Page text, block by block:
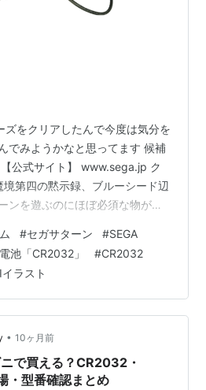
ズをクリアしたんで今度は気分を
でみようかなと思ってます 候補
公式サイト】 www.sega.jp ク
境第四の黙示録、ブルーシード辺
ンを遊ぶのにほぼ必須な物があ
コレが無いと電源を切ったらセ
カード的な【パワーメモリー】
未所持なので私がサターンを遊
す もしサターンをやるとなった
ませんが、近くにホムセンがあ
#セガサターン #SEGA
池「CR2032」 #CR2032
イラスト
• 10ヶ月前
で買える？CR2032・
・型番確認まとめ